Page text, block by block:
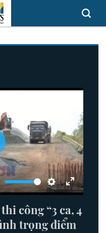
Volume
Settings
Enter
fullscreen
công “3 ca, 4
trọng điểm